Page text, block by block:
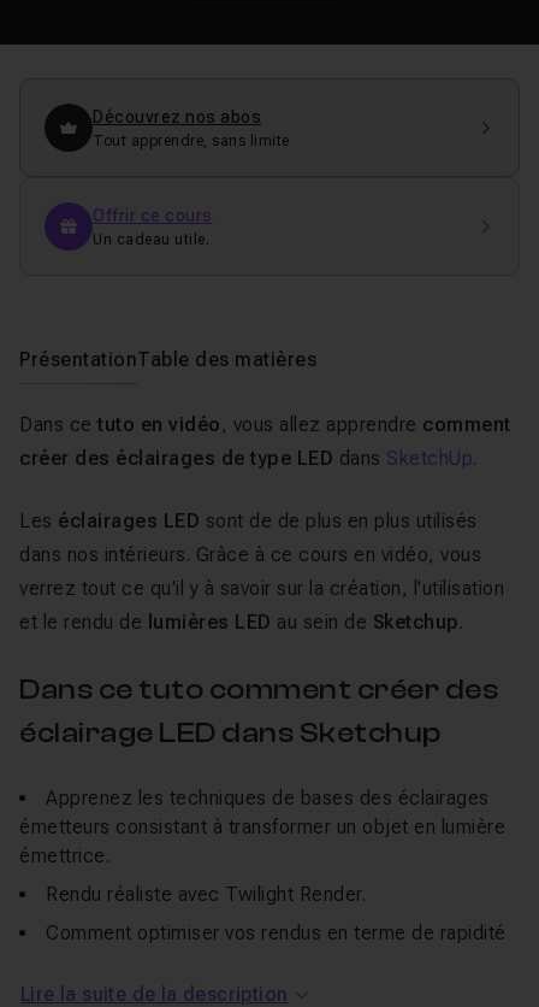
Découvrez nos abos
Tout apprendre, sans limite
Offrir ce cours
Un cadeau utile.
PrésentationTable des matières
Dans ce tuto en vidéo , vous allez apprendre comment
créer des éclairages de type LED dans SketchUp.
Les éclairages LED sont de de plus en plus utilisés
dans nos intérieurs. Grâce à ce cours en vidéo, vous
verrez tout ce qu'il y à savoir sur la création, l'utilisation
et le rendu de lumières LED au sein de Sketchup.
Dans ce tuto comment créer des
éclairage LED dans Sketchup
Apprenez les techniques de bases des éclairages
émetteurs consistant à transformer un objet en lumière
émettrice.
Rendu réaliste avec Twilight Render.
Comment optimiser vos rendus en terme de rapidité
Lire la suite de la description